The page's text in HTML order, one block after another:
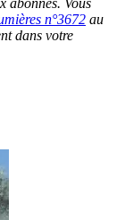
n°3672 au
dans votre